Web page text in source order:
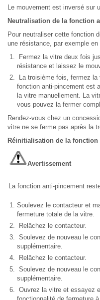
Le mouvement est inversé sur
Neutralisation de la fonction
Pour neutraliser cette fonction
une résistance, par exemple en
Fermez la vitre deux fois
résistance et laissez le
La troisième fois, fermez
fonction anti-pincement est
la vitre manuellement. La
vous pouvez la fermer
Rendez-vous chez un
vitre ne se ferme pas après la
Réinitialisation de la fonction
Avertissement
La fonction anti-pincement
Soulevez le contacteur et
fermeture totale de la vitre.
Relâchez le contacteur.
Soulevez de nouveau le
supplémentaire.
Relâchez le contacteur.
Soulevez de nouveau le
supplémentaire.
Ouvrez la vitre et essayez